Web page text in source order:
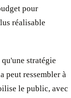
pour
réalisable
stratégie
peut ressembler à
le public, avec